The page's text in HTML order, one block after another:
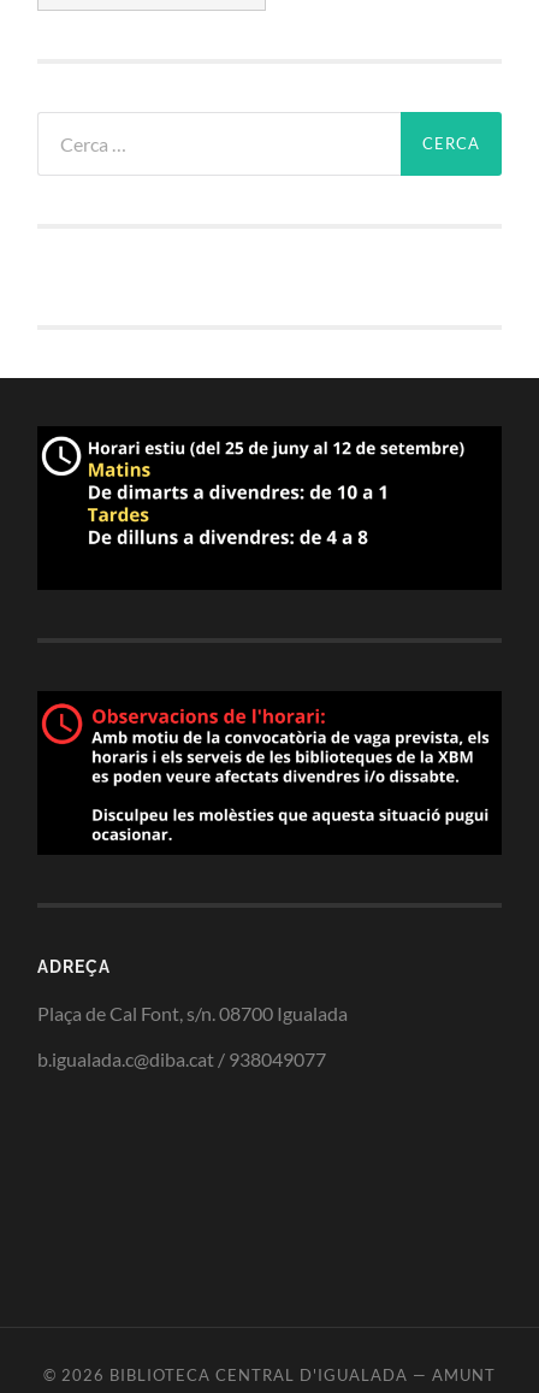
ADREÇA
Plaça de Cal Font, s/n. 08700 Igualada
b.igualada.c@diba.cat / 938049077
© 2026 BIBLIOTECA CENTRAL D'IGUALADA — AMUNT